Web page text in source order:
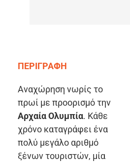
ΠΕΡΙΓΡΑΦΗ
Αναχώρηση νωρίς το
πρωί με προορισμό την
Αρχαία Ολυμπία. Κάθε
χρόνο καταγράφει ένα
πολύ μεγάλο αριθμό
ξένων τουριστών, μία